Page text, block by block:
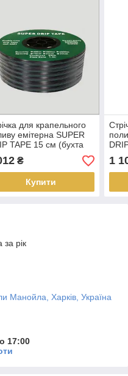
для крапельного
емітерна SUPER
TAPE 15 см (бухта
₴
Купити
1
за рік
Манойла, Харків, Україна
17:00